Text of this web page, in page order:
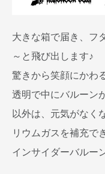
大きな箱で届き、フ
～と飛び出します♪
驚きから笑顔にかわ
透明で中にバルーン
以外は、元気がなく
リウムガスを補充で
インサイダーバルー